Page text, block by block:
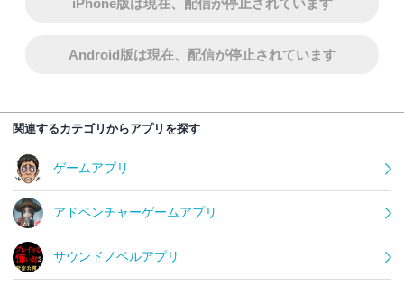
Android版は現在、配信が停止されています
関連するカテゴリからアプリを探す
ゲームアプリ
アドベンチャーゲームアプリ
サウンドノベルアプリ